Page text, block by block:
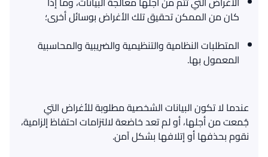
كان من الممكن تحقيق تلك الأغراض بوسائل أخرى؛
المتطلبات النظامية والتنظيمية والضريبية والمحاسبية
المعمول بها.
عندما لا تكون البيانات الشخصية مطلوبة للأغراض التي
جُمعت من أجلها، أو لم تعد خاضعة لالتزامات احتفاظ إلزامية،
نقوم بحذفها أو إتلافها بشكل آمن.